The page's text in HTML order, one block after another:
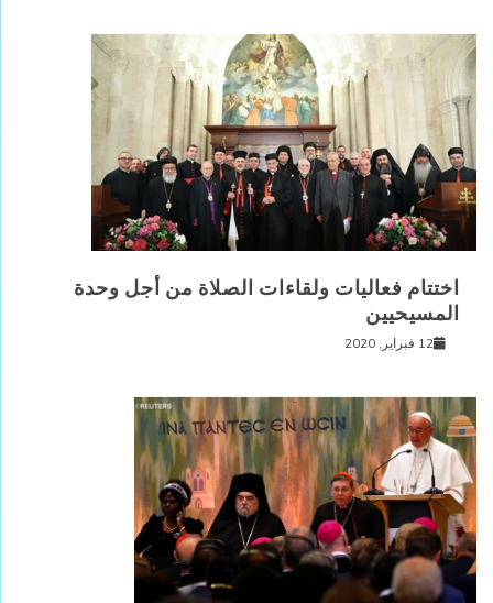
اختتام فعاليات ولقاءات الصلاة من أجل وحدة
المسيحيين
12 فبراير, 2020